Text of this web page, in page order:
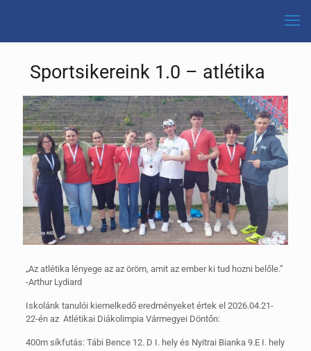
Sportsikereink 1.0 – atlétika
„Az atlétika lényege az az öröm, amit az ember ki tud hozni belőle.”
-Arthur Lydiard
Iskolánk tanulói kiemelkedő eredményeket értek el 2026.04.21-
22-én az Atlétikai Diákolimpia Vármegyei Döntőn:
400m síkfutás: Tábi Bence 12. D I. hely és Nyitrai Bianka 9.E I. hely